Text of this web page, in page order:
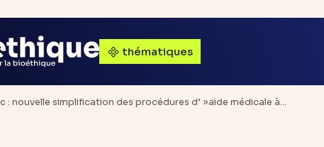
thématiques
: nouvelle simplification des procédures d’ »aide médicale à…